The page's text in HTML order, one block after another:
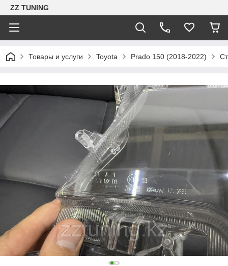
ZZ TUNING
Товары и услуги Toyota Prado 150 (2018-2022)